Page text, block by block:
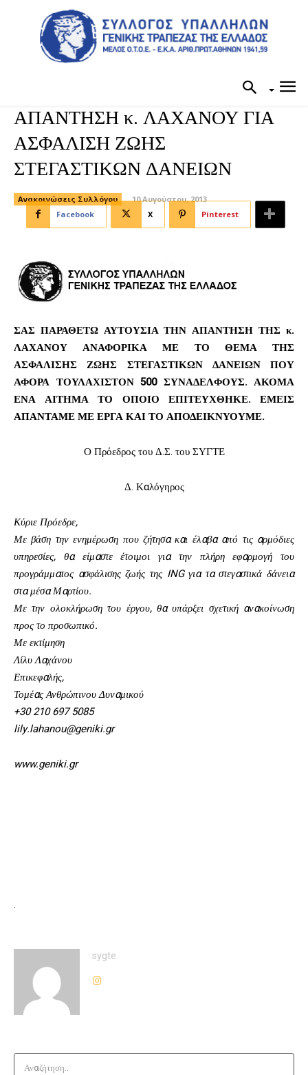
ΑΠΑΝΤΗΣΗ κ. ΛΑΧΑΝΟΥ ΓΙΑ
ΑΣΦΑΛΙΣΗ ΖΩΗΣ
ΣΤΕΓΑΣΤΙΚΩΝ ΔΑΝΕΙΩΝ
Ανακοινώσεις Συλλόγου
10 Αυγούστου, 2013
Facebook
X Pinterest
ΣΑΣ ΠΑΡΑΘΕΤΩ ΑΥΤΟΥΣΙΑ ΤΗΝ ΑΠΑΝΤΗΣΗ ΤΗΣ κ.
ΛΑΧΑΝΟΥ ΑΝΑΦΟΡΙΚΑ ΜΕ ΤΟ ΘΕΜΑ ΤΗΣ
ΑΣΦΑΛΙΣΗΣ ΖΩΗΣ ΣΤΕΓΑΣΤΙΚΩΝ ΔΑΝΕΙΩΝ ΠΟΥ
ΑΦΟΡΑ ΤΟΥΛΑΧΙΣΤΟΝ 500 ΣΥΝΑΔΕΛΦΟΥΣ. ΑΚΟΜΑ
ΕΝΑ ΑΙΤΗΜΑ ΤΟ ΟΠΟΙΟ ΕΠΙΤΕΥΧΘΗΚΕ. ΕΜΕΙΣ
ΑΠΑΝΤΑΜΕ ΜΕ ΕΡΓΑ ΚΑΙ ΤΟ ΑΠΟΔΕΙΚΝΥΟΥΜΕ.
Ο Πρόεδρος του Δ.Σ. του ΣΥΓΤΕ
Δ. Καλόγηρος
Κύριε Πρόεδρε,
Με βάση την ενημέρωση που ζήτησα και έλαβα από τις αρμόδιες
υπηρεσίες, θα είμαστε έτοιμοι για την πλήρη εφαρμογή του
προγράμματος ασφάλισης ζωής της ING για τα στεγαστικά δάνεια
στα μέσα Μαρτίου.
Με την ολοκλήρωση του έργου, θα υπάρξει σχετική ανακοίνωση
προς το προσωπικό.
Με εκτίμηση
Λίλυ Λαχάνου
Επικεφαλής,
Τομέας Ανθρώπινου Δυναμικού
+30 210 697 5085
lily.lahanou@geniki.gr
www.geniki.gr
.
sygte
Αναζήτηση..